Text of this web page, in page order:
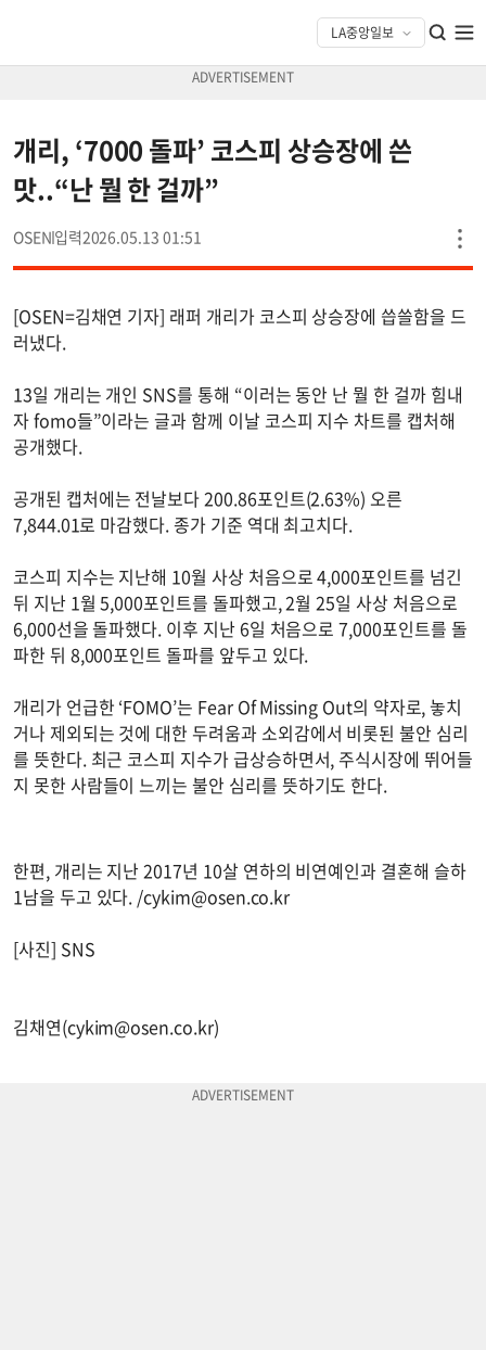
개리, ‘7000 돌파’ 코스피 상승장에 쓴
맛..“난 뭘 한 걸까”
OSEN 2026.05.13 01:51
[OSEN=김채연 기자] 래퍼 개리가 코스피 상승장에 씁쓸함을 드
러냈다.
13일 개리는 개인 SNS를 통해 “이러는 동안 난 뭘 한 걸까 힘내
자 fomo들”이라는 글과 함께 이날 코스피 지수 차트를 캡처해
공개했다.
공개된 캡처에는 전날보다 200.86포인트(2.63%) 오른
7,844.01로 마감했다. 종가 기준 역대 최고치다.
코스피 지수는 지난해 10월 사상 처음으로 4,000포인트를 넘긴
뒤 지난 1월 5,000포인트를 돌파했고, 2월 25일 사상 처음으로
6,000선을 돌파했다. 이후 지난 6일 처음으로 7,000포인트를 돌
파한 뒤 8,000포인트 돌파를 앞두고 있다.
개리가 언급한 ‘FOMO’는 Fear Of Missing Out의 약자로, 놓치
거나 제외되는 것에 대한 두려움과 소외감에서 비롯된 불안 심리
를 뜻한다. 최근 코스피 지수가 급상승하면서, 주식시장에 뛰어들
지 못한 사람들이 느끼는 불안 심리를 뜻하기도 한다.
한편, 개리는 지난 2017년 10살 연하의 비연예인과 결혼해 슬하
1남을 두고 있다. /cykim@osen.co.kr
[사진] SNS
김채연(cykim@osen.co.kr)